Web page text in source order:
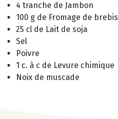
4 tranche de Jambon
100 g de Fromage de brebis
25 cl de Lait de soja
Sel
Poivre
1 c. à c de Levure chimique
Noix de muscade